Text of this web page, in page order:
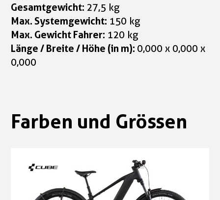
Gesamtgewicht: 27,5 kg
Max. Systemgewicht: 150 kg
Max. Gewicht Fahrer: 120 kg
Länge / Breite / Höhe (in m): 0,000 x 0,000 x
0,000
Farben und Grössen